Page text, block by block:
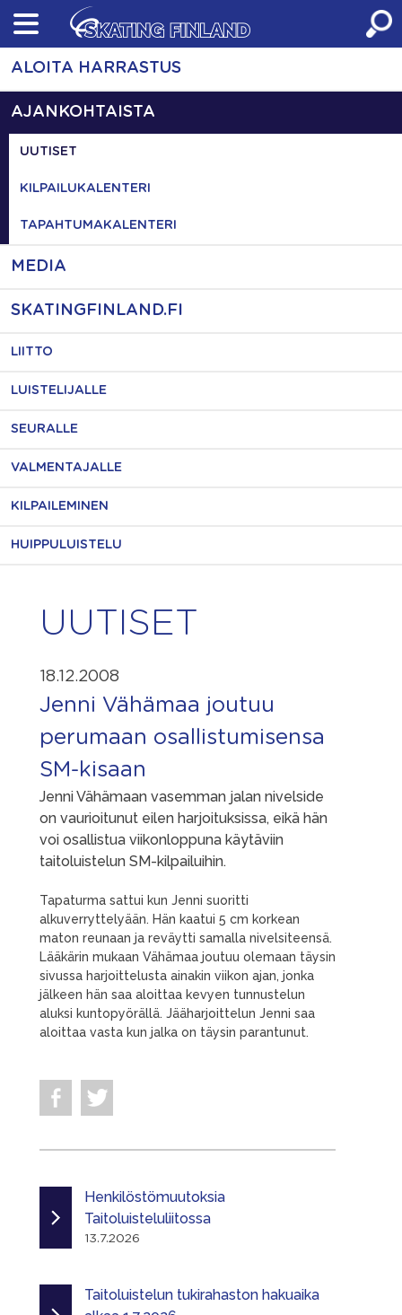
Skip
content
ALOITA HARRASTUS
AJANKOHTAISTA
UUTISET
KILPAILUKALENTERI
TAPAHTUMAKALENTERI
MEDIA
SKATINGFINLAND.FI
LIITTO
LUISTELIJALLE
SEURALLE
VALMENTAJALLE
KILPAILEMINEN
HUIPPULUISTELU
UUTISET
18.12.2008
Jenni Vähämaa joutuu
perumaan osallistumisensa
SM-kisaan
Jenni Vähämaan vasemman jalan nivelside
on vaurioitunut eilen harjoituksissa, eikä hän
voi osallistua viikonloppuna käytäviin
taitoluistelun SM-kilpailuihin.
Tapaturma sattui kun Jenni suoritti
alkuverryttelyään. Hän kaatui 5 cm korkean
maton reunaan ja reväytti samalla nivelsiteensä.
Lääkärin mukaan Vähämaa joutuu olemaan täysin
sivussa harjoittelusta ainakin viikon ajan, jonka
jälkeen hän saa aloittaa kevyen tunnustelun
aluksi kuntopyörällä. Jääharjoittelun Jenni saa
aloittaa vasta kun jalka on täysin parantunut.
Henkilöstömuutoksia
Taitoluisteluliitossa
13.7.2026
Taitoluistelun tukirahaston hakuaika